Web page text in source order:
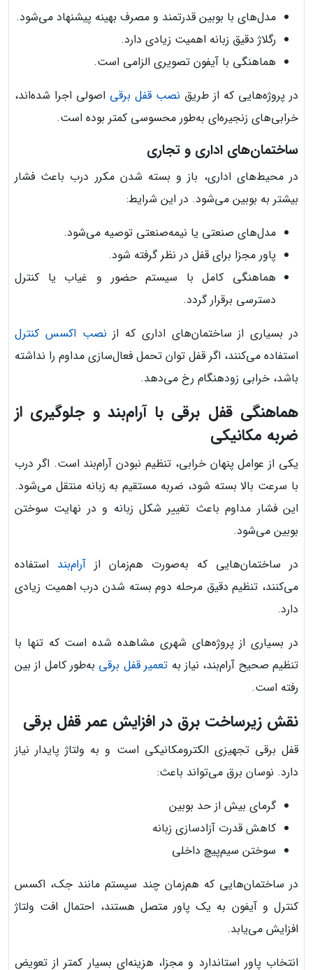
مدل‌های با بوبین قدرتمند و مصرف بهینه پیشنهاد می‌شود.
رگلاژ دقیق زبانه اهمیت زیادی دارد.
هماهنگی با آیفون تصویری الزامی است.
در پروژه‌هایی که از طریق نصب قفل برقی اصولی اجرا شده‌اند،
خرابی‌های زنجیره‌ای به‌طور محسوسی کمتر بوده است.
ساختمان‌های اداری و تجاری
در محیط‌های اداری، باز و بسته شدن مکرر درب باعث فشار
بیشتر به بوبین می‌شود. در این شرایط:
مدل‌های صنعتی یا نیمه‌صنعتی توصیه می‌شود.
پاور مجزا برای قفل در نظر گرفته شود.
هماهنگی کامل با سیستم حضور و غیاب یا کنترل
دسترسی برقرار گردد.
در بسیاری از ساختمان‌های اداری که از نصب اکسس کنترل
استفاده می‌کنند، اگر قفل توان تحمل فعال‌سازی مداوم را نداشته
باشد، خرابی زودهنگام رخ می‌دهد.
هماهنگی قفل برقی با آرام‌بند و جلوگیری از
ضربه مکانیکی
یکی از عوامل پنهان خرابی، تنظیم نبودن آرام‌بند است. اگر درب
با سرعت بالا بسته شود، ضربه مستقیم به زبانه منتقل می‌شود.
این فشار مداوم باعث تغییر شکل زبانه و در نهایت سوختن
بوبین می‌شود.
در ساختمان‌هایی که به‌صورت هم‌زمان از آرام‌بند استفاده
می‌کنند، تنظیم دقیق مرحله دوم بسته شدن درب اهمیت زیادی
دارد.
در بسیاری از پروژه‌های شهری مشاهده شده است که تنها با
تنظیم صحیح آرام‌بند، نیاز به تعمیر قفل برقی به‌طور کامل از بین
رفته است.
نقش زیرساخت برق در افزایش عمر قفل برقی
قفل برقی تجهیزی الکترومکانیکی است و به ولتاژ پایدار نیاز
دارد. نوسان برق می‌تواند باعث:
گرمای بیش از حد بوبین
کاهش قدرت آزادسازی زبانه
سوختن سیم‌پیچ داخلی
در ساختمان‌هایی که هم‌زمان چند سیستم مانند جک، اکسس
کنترل و آیفون به یک پاور متصل هستند، احتمال افت ولتاژ
افزایش می‌یابد.
انتخاب پاور استاندارد و مجزا، هزینه‌ای بسیار کمتر از تعویض